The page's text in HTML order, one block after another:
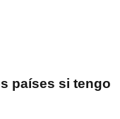
países si tengo